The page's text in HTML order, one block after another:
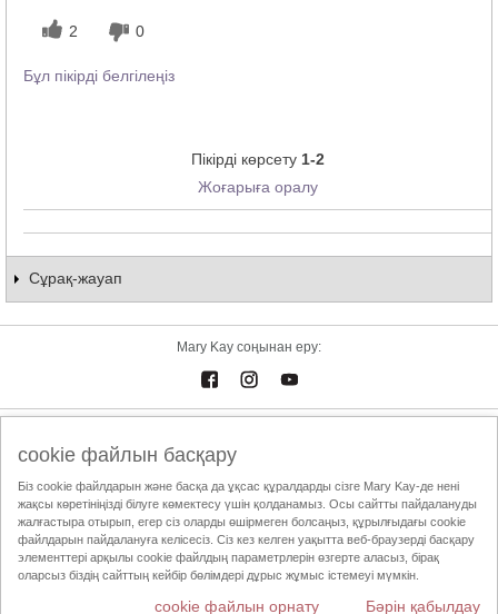
2 0
Бұл пікірді белгілеңіз
Пікірді көрсету 1-2
Жоғарыға оралу
Сұрақ-жауап
Mary Kay соңынан еру:
Пайдалану шарттары Жеткізу және төлем
Mary Kay InTouch
Құпиялылық саясаты
Сұлулық жөніндегі Тәуелсіз Кеңесшіні табу
ҚТСА этика кодексі
Елді ауыстыру
cookie файлын басқару
Біз cookie файлдарын және басқа да ұқсас құралдарды сізге Mary Kay-де нені
жақсы көретініңізді білуге көмектесу үшін қолданамыз. Осы сайтты пайдалануды
жалғастыра отырып, егер сіз оларды өшірмеген болсаңыз, құрылғыдағы cookie
файлдарын пайдалануға келісесіз. Сіз кез келген уақытта веб-браузерді басқару
элементтері арқылы cookie файлдың параметрлерін өзгерте аласыз, бірақ
оларсыз біздің сайттың кейбір бөлімдері дұрыс жұмыс істемеуі мүмкін.
Бәрін қабылдау
cookie файлын орнату